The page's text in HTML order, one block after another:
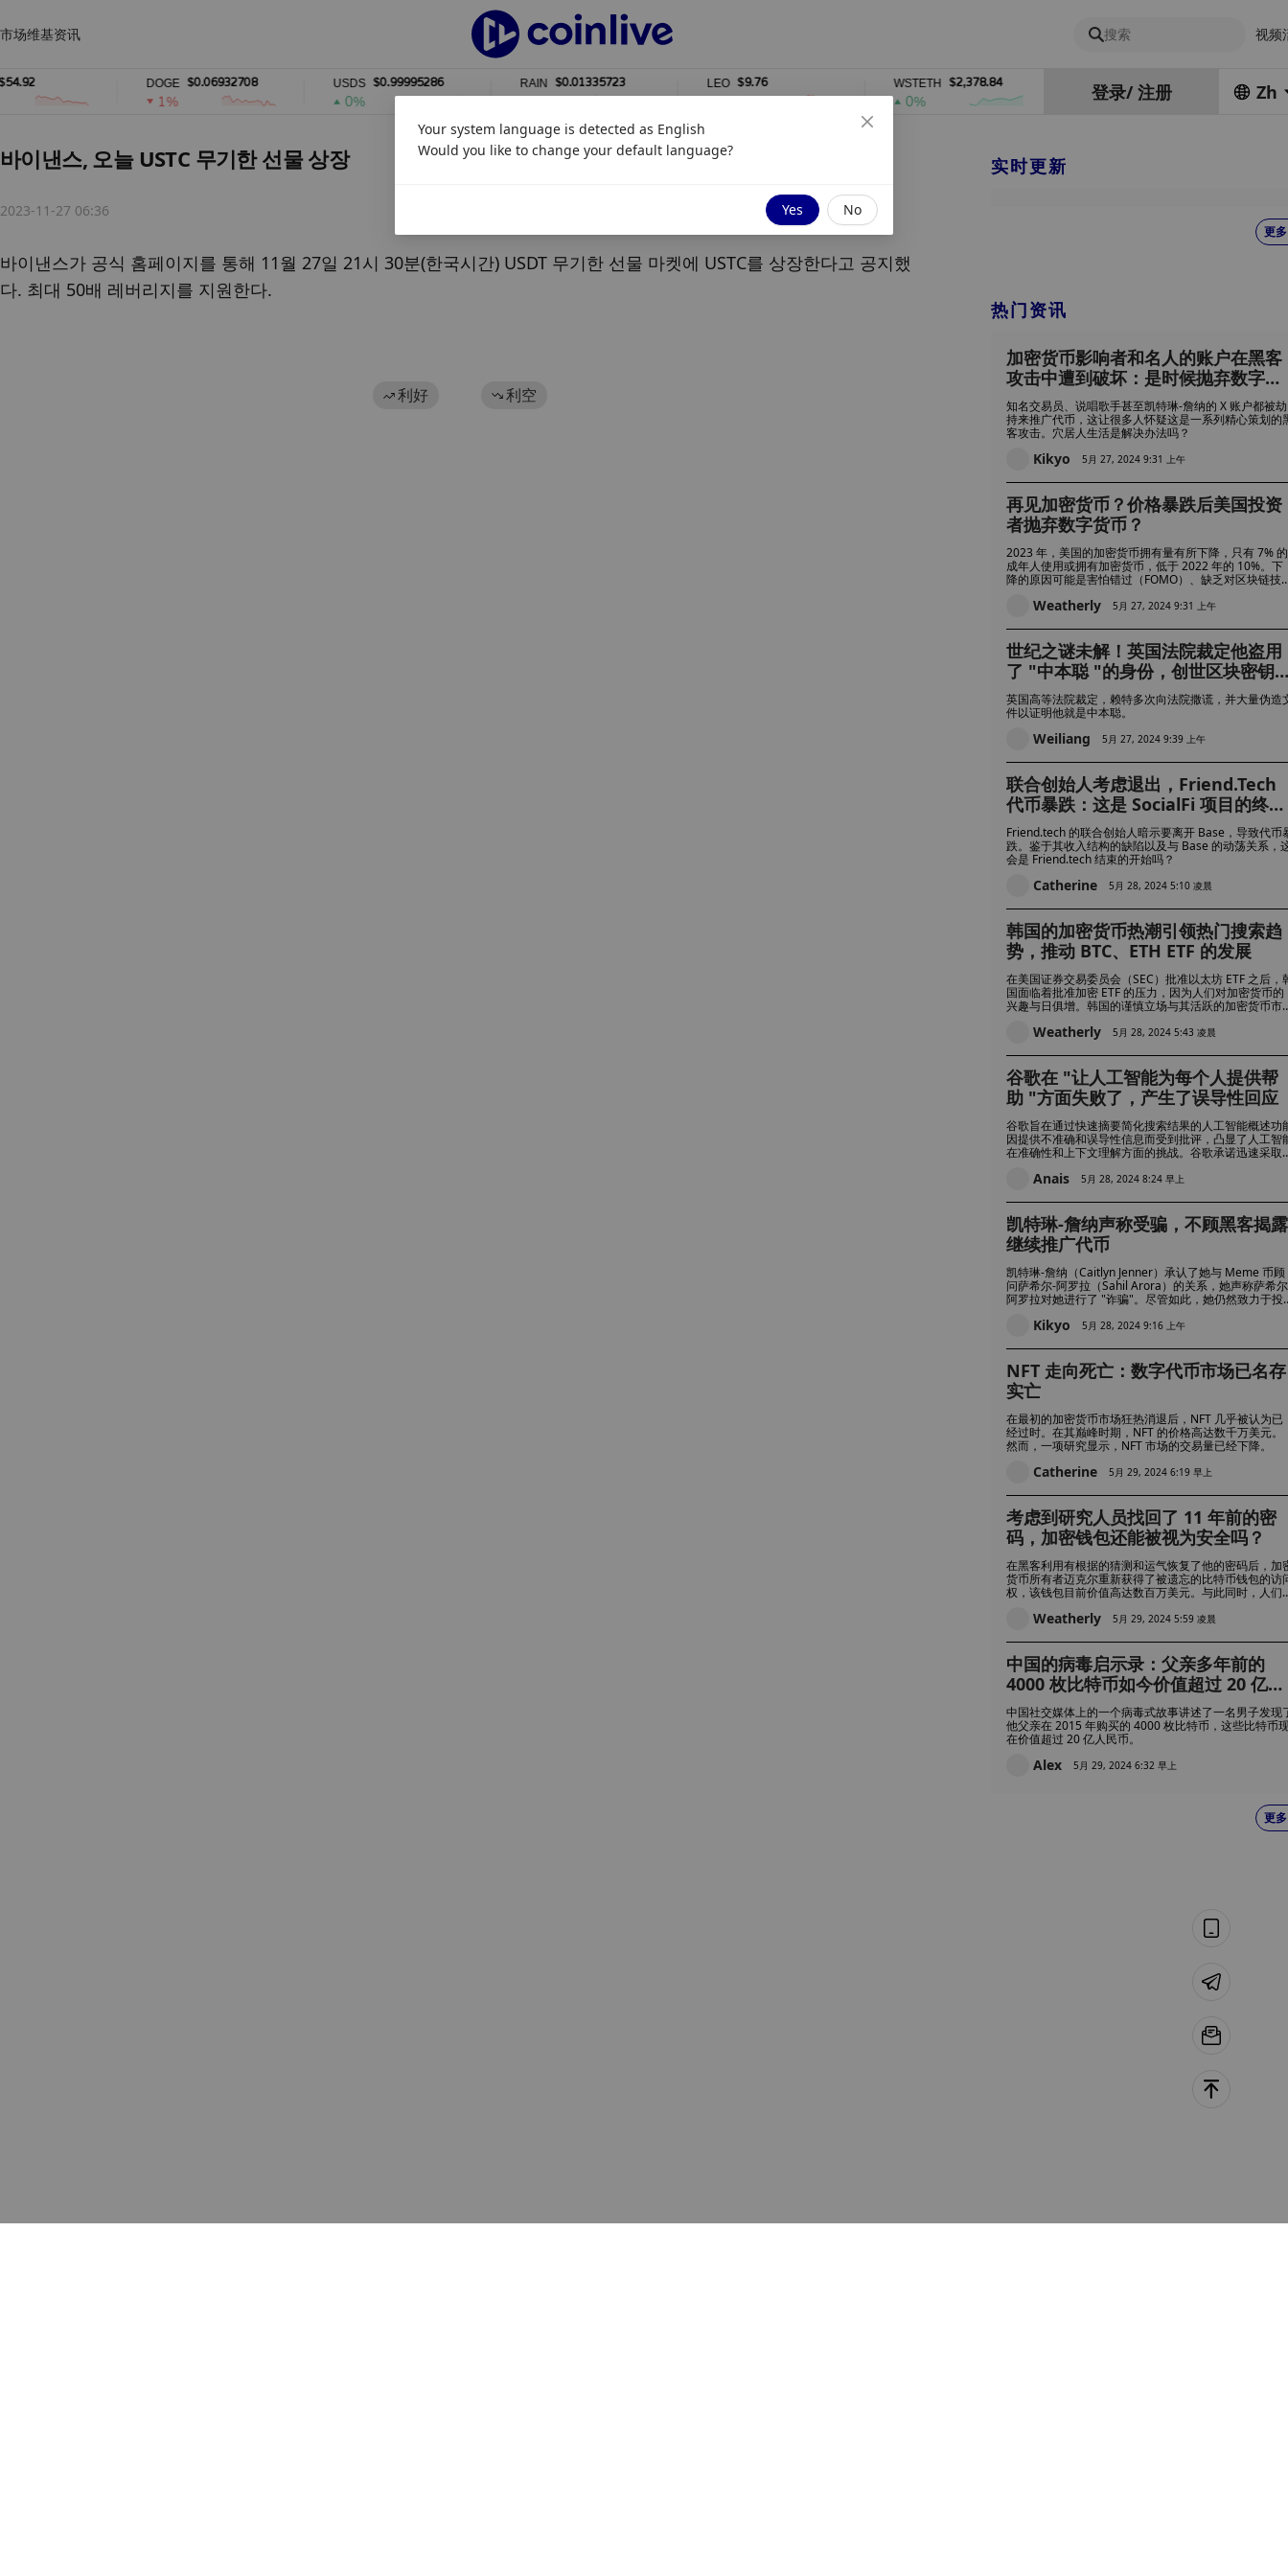
市场维基资讯 搜索 视频
DOGE $0.06932708
1%
USDS $0.99995286
0%
$0.01335723
1%
$9.76
0%
WSTETH $2,378.84
0%
$0.76762686 ZEC
4%
登录/ 注册 Zh
바이낸스, 오늘 USTC 무기한 선물 상장
2023-11-27 06:36
바이낸스가 공식 홈페이지를 통해 11월 27일 21시 30분(한국시간) USDT 무기한 선물 마켓에 USTC를 상장한다고 공지했
다. 최대 50배 레버리지를 지원한다.
利好 利空
实时更新
更多
热门资讯
加密货币影响者和名人的账户在黑客
攻击中遭到破坏：是时候抛弃数字生
活，像穴居人一样生活了吗？
知名交易员、说唱歌手甚至凯特琳-詹纳的 X 账户都被劫
持来推广代币，这让很多人怀疑这是一系列精心策划的
客攻击。穴居人生活是解决办法吗？
Kikyo 5月 27, 2024 9:31 上午
再见加密货币？价格暴跌后美国投资
者抛弃数字货币？
2023 年，美国的加密货币拥有量有所下降，只有 7% 的
成年人使用或拥有加密货币，低于 2022 年的 10%。下
降的原因可能是害怕错过（FOMO）、缺乏对区块链技
Weatherly 5月 27, 2024 9:31 上午
世纪之谜未解！英国法院裁定他盗用
了 "中本聪 "的身份，创世区块密钥
好无损
英国高等法院裁定，赖特多次向法院撒谎，并大量伪造
件以证明他就是中本聪。
Weiliang 5月 27, 2024 9:39 上午
联合创始人考虑退出，Friend.Tech
代币暴跌：这是 SocialFi 项目的终结
吗？
Friend.tech 的联合创始人暗示要离开 Base，导致代币
跌。鉴于其收入结构的缺陷以及与 Base 的动荡关系，
会是 Friend.tech 结束的开始吗？
Catherine 5月 28, 2024 5:10 凌晨
韩国的加密货币热潮引领热门搜索趋
势，推动 BTC、ETH ETF 的发展
在美国证券交易委员会（SEC）批准以太坊 ETF 之后，
国面临着批准加密 ETF 的压力，因为人们对加密货币的
兴趣与日俱增。韩国的谨慎立场与其活跃的加密货币市
不断提高，推动了加密货币市场的发展。
Weatherly 5月 28, 2024 5:43 凌晨
谷歌在 "让人工智能为每个人提供帮
助 "方面失败了，产生了误导性回应
谷歌旨在通过快速摘要简化搜索结果的人工智能概述功
因提供不准确和误导性信息而受到批评，凸显了人工智
在准确性和上下文理解方面的挑战。谷歌承诺迅速采取
合乎道德地部署人工智能生成技术的重要性。
Anais 5月 28, 2024 8:24 早上
凯特琳-詹纳声称受骗，不顾黑客揭露
继续推广代币
凯特琳-詹纳（Caitlyn Jenner）承认了她与 Meme 币顾
问萨希尔-阿罗拉（Sahil Arora）的关系，她声称萨希
阿罗拉对她进行了 "诈骗"。尽管如此，她仍然致力于投
Kikyo 5月 28, 2024 9:16 上午
NFT 走向死亡：数字代币市场已名存
实亡
在最初的加密货币市场狂热消退后，NFT 几乎被认为已
经过时。在其巅峰时期，NFT 的价格高达数千万美元。
然而，一项研究显示，NFT 市场的交易量已经下降。
Catherine 5月 29, 2024 6:19 早上
考虑到研究人员找回了 11 年前的密
码，加密钱包还能被视为安全吗？
在黑客利用有根据的猜测和运气恢复了他的密码后，加
货币所有者迈克尔重新获得了被遗忘的比特币钱包的访
权，该钱包目前价值高达数百万美元。与此同时，人们
货币交易，从而强调了在动荡的加密货币市场中谨慎行
Weatherly 5月 29, 2024 5:59 凌晨
中国的病毒启示录：父亲多年前的
4000 枚比特币如今价值超过 20 亿人
民币
中国社交媒体上的一个病毒式故事讲述了一名男子发现
他父亲在 2015 年购买的 4000 枚比特币，这些比特币
在价值超过 20 亿人民币。
Alex 5月 29, 2024 6:32 早上
更多
Your system language is detected as English
Would you like to change your default language?
Yes No